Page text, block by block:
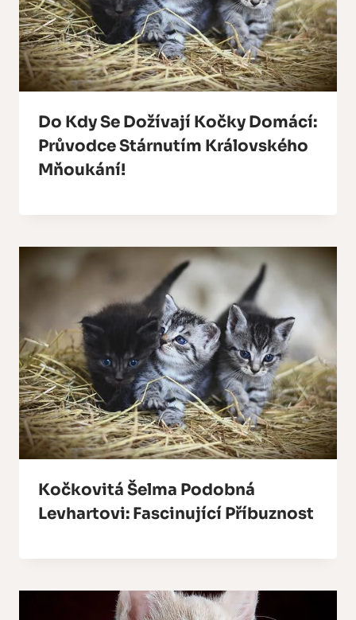
Do Kdy Se Dožívají Kočky Domácí:
Průvodce Stárnutím Královského
Mňoukání!
Kočkovitá Šelma Podobná
Levhartovi: Fascinující Příbuznost